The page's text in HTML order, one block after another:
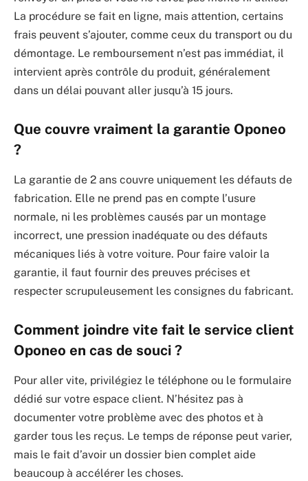
La procédure se fait en ligne, mais attention, certains
frais peuvent s’ajouter, comme ceux du transport ou du
démontage. Le remboursement n’est pas immédiat, il
intervient après contrôle du produit, généralement
dans un délai pouvant aller jusqu’à 15 jours.
Que couvre vraiment la garantie Oponeo
?
La garantie de 2 ans couvre uniquement les défauts de
fabrication. Elle ne prend pas en compte l’usure
normale, ni les problèmes causés par un montage
incorrect, une pression inadéquate ou des défauts
mécaniques liés à votre voiture. Pour faire valoir la
garantie, il faut fournir des preuves précises et
respecter scrupuleusement les consignes du fabricant.
Comment joindre vite fait le service client
Oponeo en cas de souci ?
Pour aller vite, privilégiez le téléphone ou le formulaire
dédié sur votre espace client. N’hésitez pas à
documenter votre problème avec des photos et à
garder tous les reçus. Le temps de réponse peut varier,
mais le fait d’avoir un dossier bien complet aide
beaucoup à accélérer les choses.